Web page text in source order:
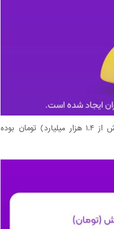
مبلغ کل تراکنش در زرین پلاس ۱،۴۶۳،۹۰۸،۵۷۷،۴۵۵ (بیش از ۱.۴ هزار میلیارد) تومان بوده